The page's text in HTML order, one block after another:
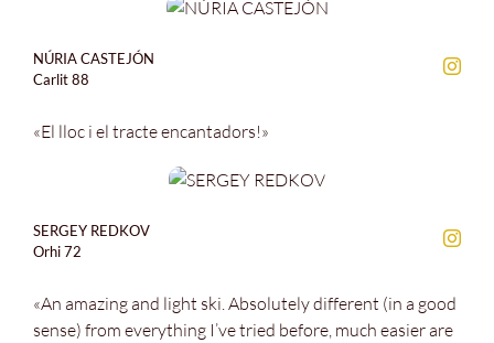
NÚRIA CASTEJÓN
Carlit 88
«El lloc i el tracte encantadors!»
SERGEY REDKOV
Orhi 72
«An amazing and light ski. Absolutely different (in a good
sense) from everything I’ve tried before, much easier are